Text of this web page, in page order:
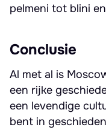
pelmeni tot blini
Conclusie
Al met al is
een rijke
een levendige
bent in